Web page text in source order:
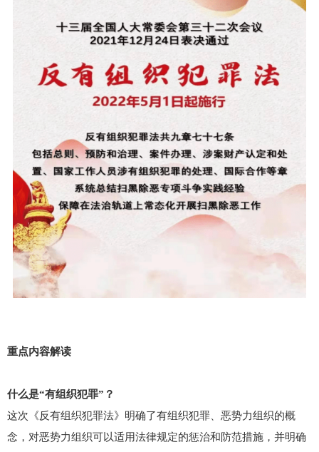
重点内容解读
什么是“有组织犯罪”？
这次《反有组织犯罪法》明确了有组织犯罪、恶势力组织的概
念，对恶势力组织可以适用法律规定的惩治和防范措施，并明确